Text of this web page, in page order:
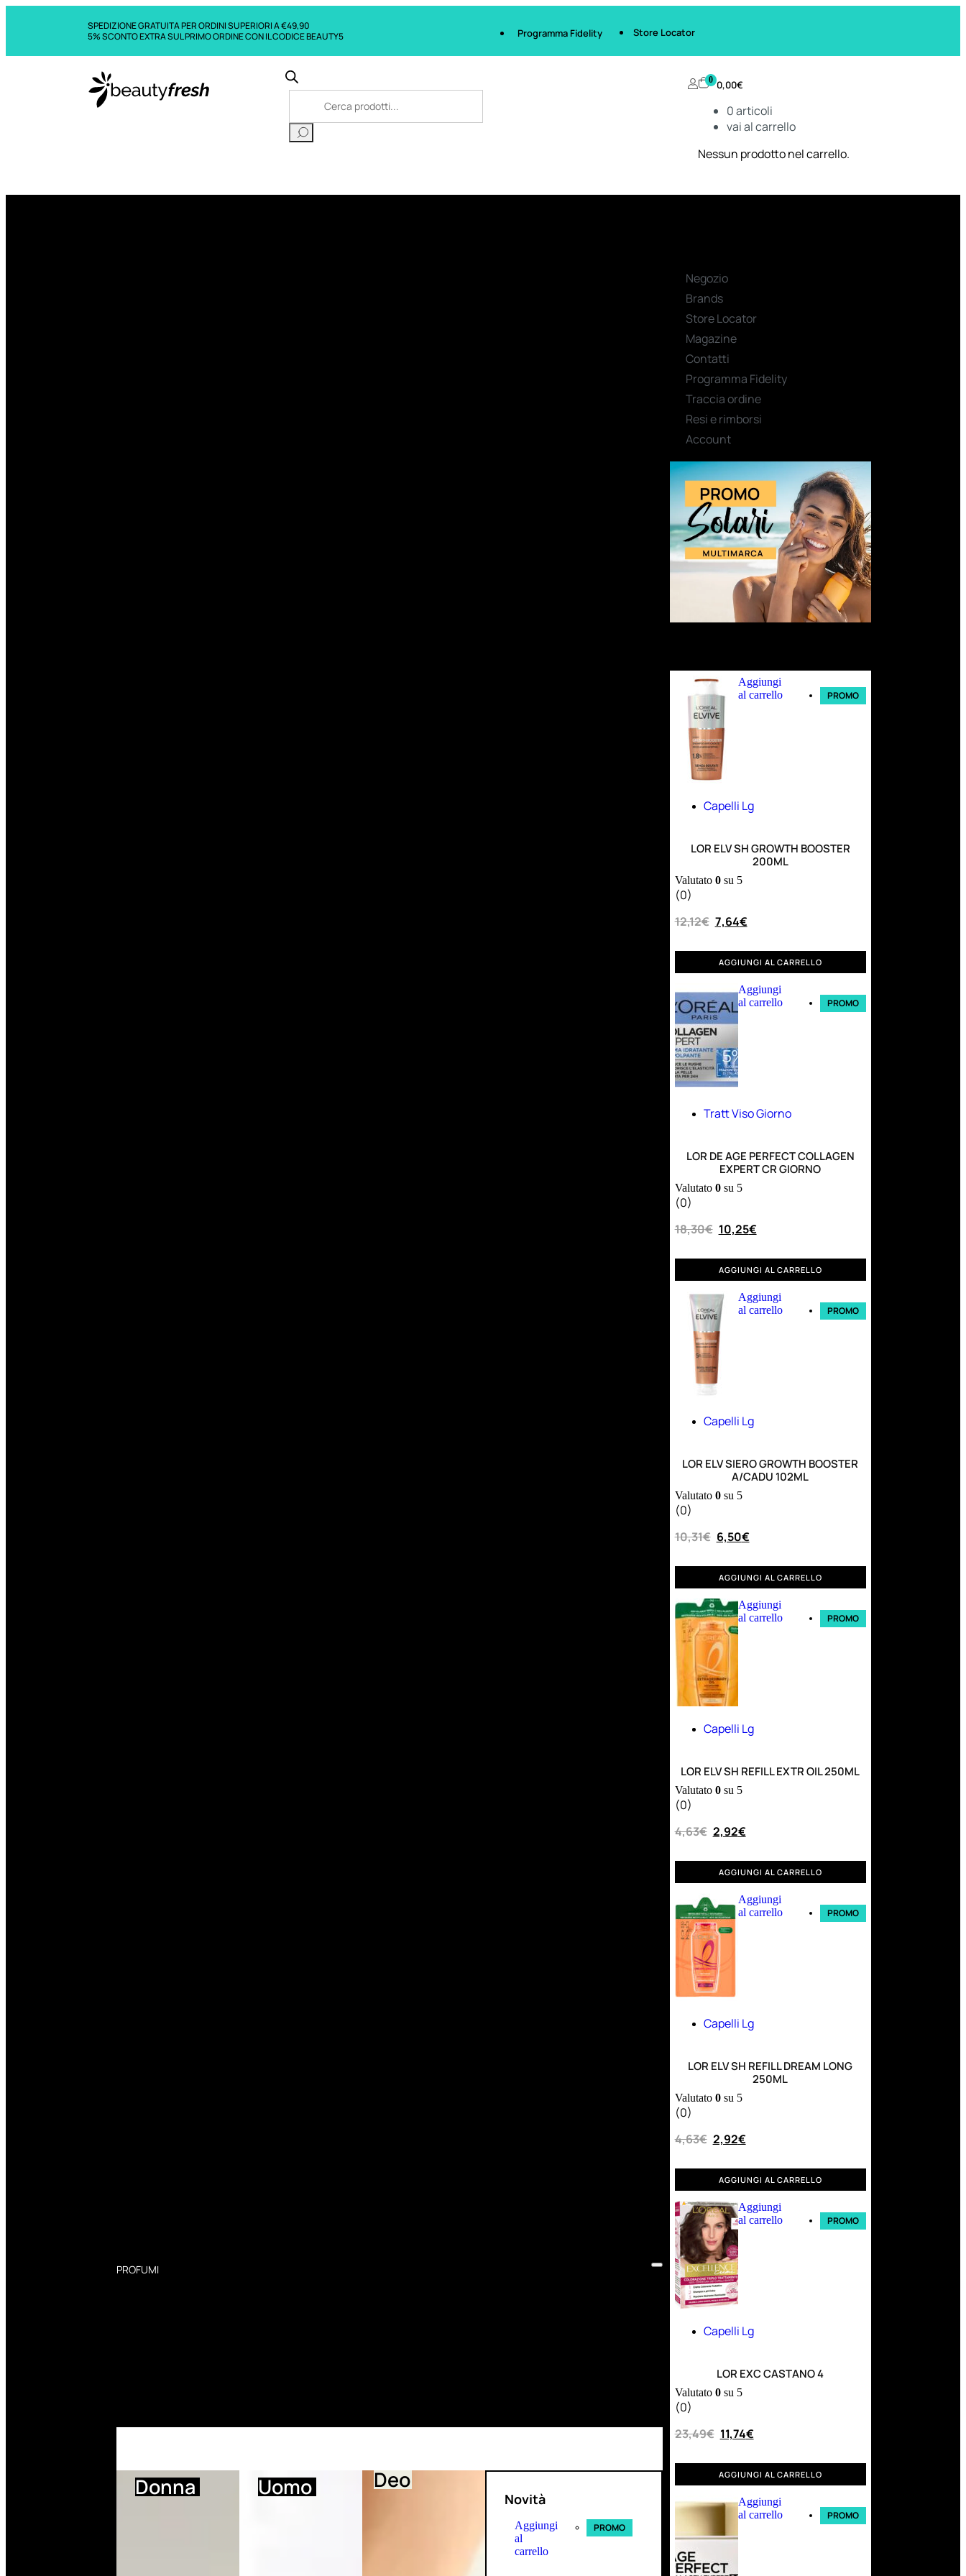
SPEDIZIONE GRATUITA PER ORDINI SUPERIORI A €49,90
5% SCONTO EXTRA SUL PRIMO ORDINE CON IL CODICE BEAUTY5
Programma Fidelity Store Locator
0 0,00€
0articoli
vai al carrello
Nessun prodotto nel carrello.
PROFUMI
Donna Uomo Deo
Novità
Aggiungi
al
carrello
PROMO
Negozio
Brands
Store Locator
Magazine
Contatti
Programma Fidelity
Traccia ordine
Resi e rimborsi
Account
Aggiungi
al carrello
PROMO
Capelli Lg
LOR ELV SH GROWTH BOOSTER
200ML
Valutato 0su 5
(0)
12,12€ 7,64€
AGGIUNGI AL CARRELLO
Aggiungi
al carrello
PROMO
Tratt Viso Giorno
LOR DE AGE PERFECT COLLAGEN
EXPERT CR GIORNO
Valutato 0su 5
(0)
18,30€ 10,25€
AGGIUNGI AL CARRELLO
Aggiungi
al carrello
PROMO
Capelli Lg
LOR ELV SIERO GROWTH BOOSTER
A/CADU 102ML
Valutato 0su 5
(0)
10,31€ 6,50€
AGGIUNGI AL CARRELLO
Aggiungi
al carrello
PROMO
Capelli Lg
LOR ELV SH REFILL EXTR OIL 250ML
Valutato 0su 5
(0)
4,63€ 2,92€
AGGIUNGI AL CARRELLO
Aggiungi
al carrello
PROMO
Capelli Lg
LOR ELV SH REFILL DREAM LONG
250ML
Valutato 0su 5
(0)
4,63€ 2,92€
AGGIUNGI AL CARRELLO
Aggiungi
al carrello
PROMO
Capelli Lg
LOR EXC CASTANO 4
Valutato 0su 5
(0)
23,49€ 11,74€
AGGIUNGI AL CARRELLO
Aggiungi
al carrello
PROMO